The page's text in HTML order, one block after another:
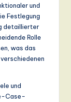
und
Festlegung
detaillierter
Rolle
was das
und
Case-